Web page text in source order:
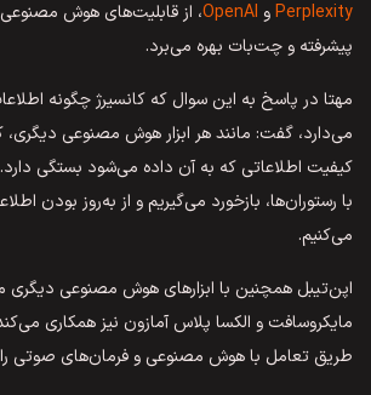
Perplexityو OpenAI، از قابلیت‌های هوش
پیشرفته و چت‌بات بهره می‌برد.
مهتا در پاسخ به این سوال که کانسیرژ چگونه
می‌دارد، گفت: مانند هر ابزار هوش مصنوعی دیگری،
کیفیت اطلاعاتی که به آن داده می‌شود بستگی
با رستوران‌ها، بازخورد می‌گیریم و از به‌روز بودن
می‌کنیم.
اپن‌تیبل همچنین با ابزارهای هوش مصنوعی دیگری
مایکروسافت و الکسا پلاس آمازون نیز همکاری می‌کند
طریق تعامل با هوش مصنوعی و فرمان‌های صوتی را